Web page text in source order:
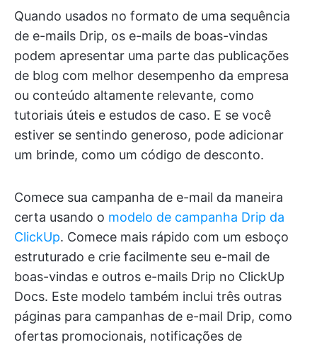
Quando usados no formato de uma sequência
de e-mails Drip, os e-mails de boas-vindas
podem apresentar uma parte das publicações
de blog com melhor desempenho da empresa
ou conteúdo altamente relevante, como
tutoriais úteis e estudos de caso. E se você
estiver se sentindo generoso, pode adicionar
um brinde, como um código de desconto.
Comece sua campanha de e-mail da maneira
certa usando o modelo de campanha Drip da
ClickUp. Comece mais rápido com um esboço
estruturado e crie facilmente seu e-mail de
boas-vindas e outros e-mails Drip no ClickUp
Docs. Este modelo também inclui três outras
páginas para campanhas de e-mail Drip, como
ofertas promocionais, notificações de